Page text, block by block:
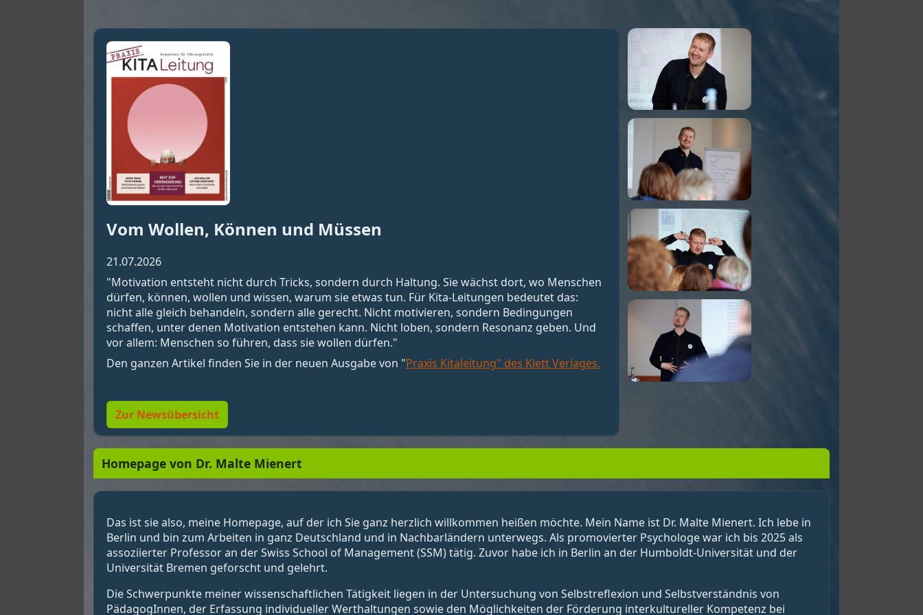
Vom Wollen, Können und Müssen
21.07.2026
"Motivation entsteht nicht durch Tricks, sondern durch Haltung. Sie wächst dort, wo Menschen
dürfen, können, wollen und wissen, warum sie etwas tun. Für Kita-Leitungen bedeutet das:
nicht alle gleich behandeln, sondern alle gerecht. Nicht motivieren, sondern Bedingungen
schaffen, unter denen Motivation entstehen kann. Nicht loben, sondern Resonanz geben. Und
vor allem: Menschen so führen, dass sie wollen dürfen."
Den ganzen Artikel finden Sie in der neuen Ausgabe von "Praxis Kitaleitung" des Klett Verlages.
Zur Newsübersicht
Homepage von Dr. Malte Mienert
Das ist sie also, meine Homepage, auf der ich Sie ganz herzlich willkommen heißen möchte. Mein Name ist Dr. Malte Mienert. Ich lebe in
Berlin und bin zum Arbeiten in ganz Deutschland und in Nachbarländern unterwegs. Als promovierter Psychologe war ich bis 2025 als
assoziierter Professor an der Swiss School of Management (SSM) tätig. Zuvor habe ich in Berlin an der Humboldt-Universität und der
Universität Bremen geforscht und gelehrt.
Die Schwerpunkte meiner wissenschaftlichen Tätigkeit liegen in der Untersuchung von Selbstreflexion und Selbstverständnis von
PädagogInnen, der Erfassung individueller Werthaltungen sowie den Möglichkeiten der Förderung interkultureller Kompetenz bei